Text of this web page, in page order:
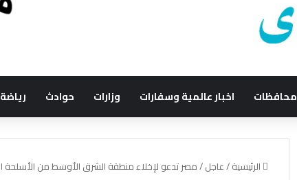
محافظات اخبار عالمية وسفارات وزارات حوادث رياضة
الرئيسية/عاجل/مصر تدعو لإخلاء منطقة الشرق الأوسط من الأسلحة